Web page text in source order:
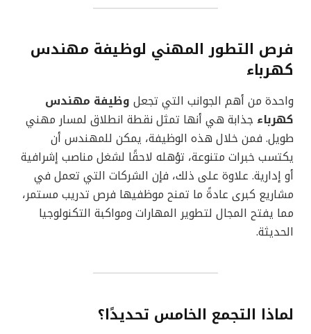
فرص التطور المهني لوظيفة مهندس
كهرباء
واحدة من أهم الجوانب التي تجعل وظيفة مهندس
كهرباء جذابة هي أنها تمثل نقطة انطلاق لمسار مهني
طويل. فمن خلال هذه الوظيفة، يمكن للمهندس أن
يكتسب خبرات متنوعة، تؤهله لاحقًا لشغل مناصب إشرافية
أو إدارية. علاوة على ذلك، فإن الشركات التي تعمل في
مشاريع كبرى عادةً ما تمنح موظفيها فرص تدريب مستمر،
مما يفتح المجال لتطوير المهارات ومواكبة التكنولوجيا
الحديثة.
لماذا التجمع الخامس تحديدًا؟